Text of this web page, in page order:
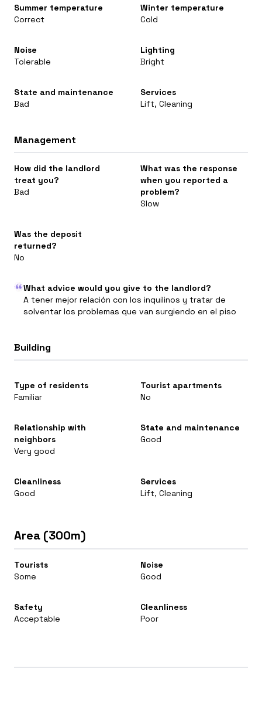
Summer temperature
Correct
Winter temperature
Cold
Noise
Tolerable
Lighting
Bright
State and maintenance
Bad
Services
Lift, Cleaning
Management
How did the landlord
treat you?
Bad
What was the response
when you reported a
problem?
Slow
Was the deposit
returned?
No
What advice would you give to the landlord?
A tener mejor relación con los inquilinos y tratar de
solventar los problemas que van surgiendo en el piso
Building
Type of residents
Familiar
Tourist apartments
No
Relationship with
neighbors
Very good
State and maintenance
Good
Cleanliness
Good
Services
Lift, Cleaning
Area (300m)
Tourists
Some
Noise
Good
Safety
Acceptable
Cleanliness
Poor